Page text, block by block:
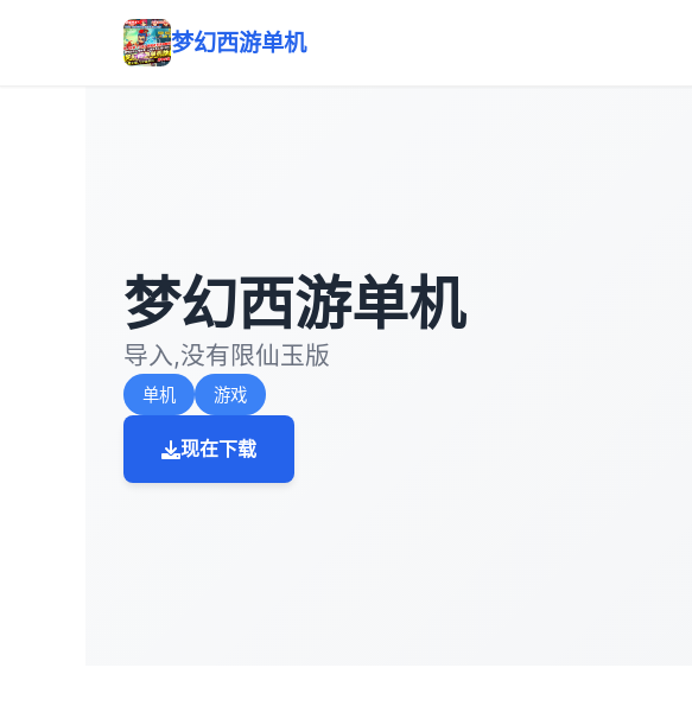
梦幻西游单机
梦幻西游单机
导入,没有限仙玉版
单机 游戏
现在下载